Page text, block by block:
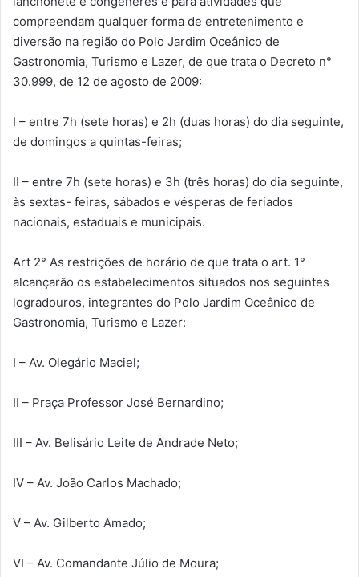
compreendam qualquer forma de entretenimento e
diversão na região do Polo Jardim Oceânico de
Gastronomia, Turismo e Lazer, de que trata o Decreto n°
30.999, de 12 de agosto de 2009:
I – entre 7h (sete horas) e 2h (duas horas) do dia seguinte,
de domingos a quintas-feiras;
II – entre 7h (sete horas) e 3h (três horas) do dia seguinte,
às sextas- feiras, sábados e vésperas de feriados
nacionais, estaduais e municipais.
Art 2° As restrições de horário de que trata o art. 1°
alcançarão os estabelecimentos situados nos seguintes
logradouros, integrantes do Polo Jardim Oceânico de
Gastronomia, Turismo e Lazer:
I – Av. Olegário Maciel;
II – Praça Professor José Bernardino;
III – Av. Belisário Leite de Andrade Neto;
IV – Av. João Carlos Machado;
V – Av. Gilberto Amado;
VI – Av. Comandante Júlio de Moura;